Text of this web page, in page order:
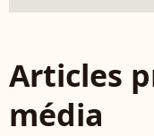
Articles
média